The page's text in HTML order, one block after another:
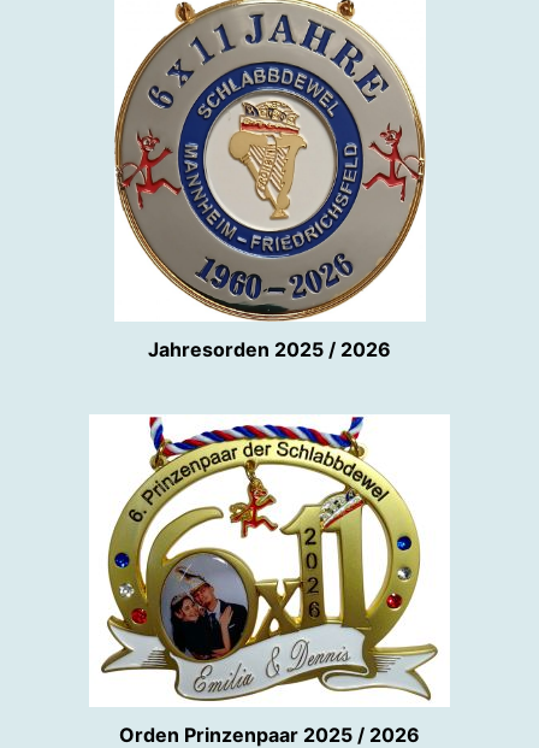
Jahresorden 2025 / 2026
Orden Prinzenpaar 2025 / 2026